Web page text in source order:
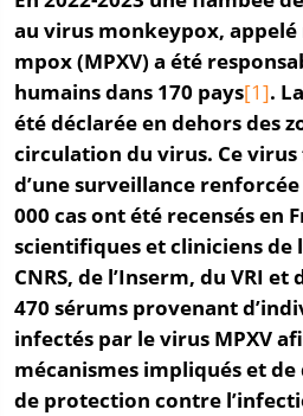
au virus monkeypox,
mpox (MPXV) a été
humains dans 170 pays[1].
été déclarée en dehors des
circulation du virus. Ce virus
d’une surveillance
000 cas ont été recensés en
scientifiques et cliniciens de
CNRS, de l’Inserm, du VRI et
470 sérums provenant
infectés par le virus MPXV
mécanismes impliqués et
de protection contre